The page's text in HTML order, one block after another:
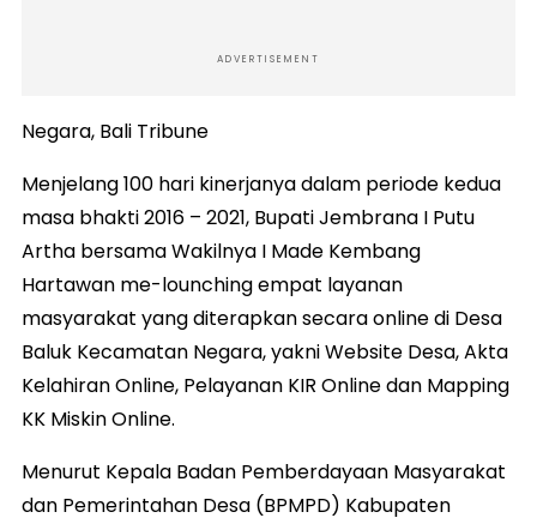
ADVERTISEMENT
Negara, Bali Tribune
Menjelang 100 hari kinerjanya dalam periode kedua
masa bhakti 2016 – 2021, Bupati Jembrana I Putu
Artha bersama Wakilnya I Made Kembang
Hartawan me-lounching empat layanan
masyarakat yang diterapkan secara online di Desa
Baluk Kecamatan Negara, yakni Website Desa, Akta
Kelahiran Online, Pelayanan KIR Online dan Mapping
KK Miskin Online.
Menurut Kepala Badan Pemberdayaan Masyarakat
dan Pemerintahan Desa (BPMPD) Kabupaten